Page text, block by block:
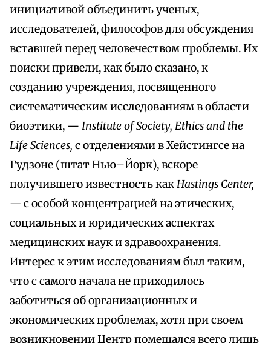
инициативой объединить ученых,
исследователей, философов для обсуждения
вставшей перед человечеством проблемы. Их
поиски привели, как было сказано, к
созданию учреждения, посвященного
систематическим исследованиям в области
биоэтики, — Institute of Society, Ethics and the
Life Sciences, с отделениями в Хейстингсе на
Гудзоне (штат Нью–Йорк), вскоре
получившего известность какHastings Center,
— с особой концентрацией на этических,
социальных и юридических аспектах
медицинских наук и здравоохранения.
Интерес к этим исследованиям был таким,
что с самого начала не приходилось
заботиться об организационных и
экономических проблемах, хотя при своем
возникновении Центр помещался всего лишь